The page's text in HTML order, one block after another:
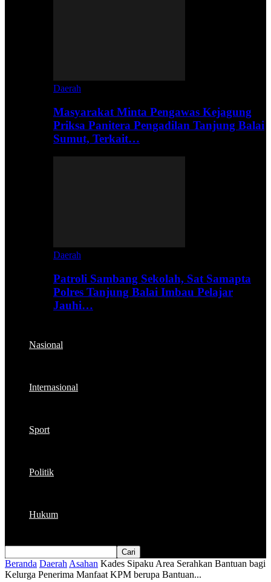
Daerah
Masyarakat Minta Pengawas Kejagung
Priksa Panitera Pengadilan Tanjung Balai
Sumut, Terkait…
Daerah
Patroli Sambang Sekolah, Sat Samapta
Polres Tanjung Balai Imbau Pelajar
Jauhi…
Nasional
Internasional
Sport
Politik
Hukum
Beranda Daerah Asahan Kades Sipaku Area Serahkan Bantuan bagi
Kelurga Penerima Manfaat KPM berupa Bantuan...